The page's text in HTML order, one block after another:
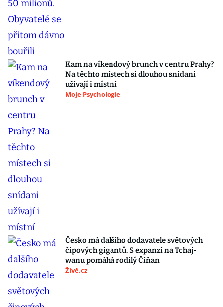
Kam na víkendový brunch v centru Prahy?
Na těchto místech si dlouhou snídani
užívají i místní
Moje Psychologie
Česko má dalšího dodavatele světových
čipových gigantů. S expanzí na Tchaj-
wanu pomáhá rodilý Číňan
Živě.cz